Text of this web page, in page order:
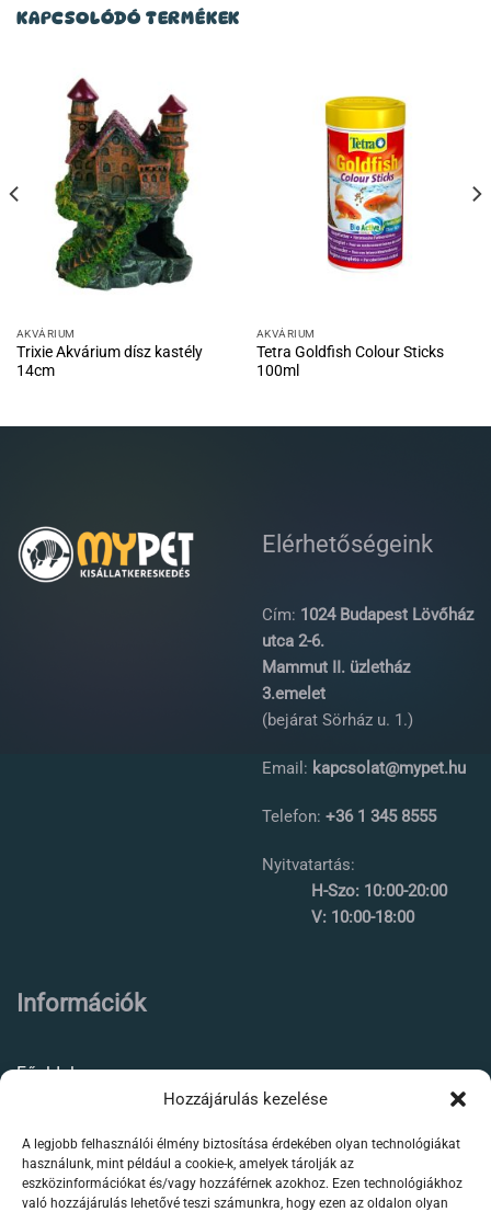
Hozzájárulás kezelése
A legjobb felhasználói élmény biztosítása érdekében olyan technológiákat
használunk, mint például a cookie-k, amelyek tárolják az
eszközinformációkat és/vagy hozzáférnek azokhoz. Ezen technológiákhoz
való hozzájárulás lehetővé teszi számunkra, hogy ezen az oldalon olyan
KAPCSOLÓDÓ TERMÉKEK
AKVÁRIUM
Trixie Akvárium dísz kastély
14cm
AKVÁRIUM
Tetra Goldfish Colour Sticks
100ml
Elérhetőségeink
Cím: 1024 Budapest Lövőház
utca 2-6.
Mammut II. üzletház
3.emelet
(bejárat Sörház u. 1.)
Email: kapcsolat@mypet.hu
Telefon: +36 1 345 8555
Nyitvatartás:
H-Szo: 10:00-20:00
V: 10:00-18:00
Információk
Főoldal
Élőállat kereskedés
Forgalmazott termékeink